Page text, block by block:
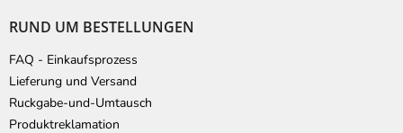
RUND UM BESTELLUNGEN
FAQ - Einkaufsprozess
Lieferung und Versand
Ruckgabe-und-Umtausch
Produktreklamation